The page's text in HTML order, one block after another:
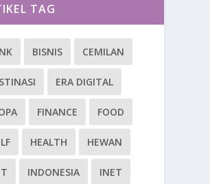
TAG
BISNIS CEMILAN
ERA DIGITAL
FINANCE FOOD
HEALTH HEWAN
INDONESIA INET